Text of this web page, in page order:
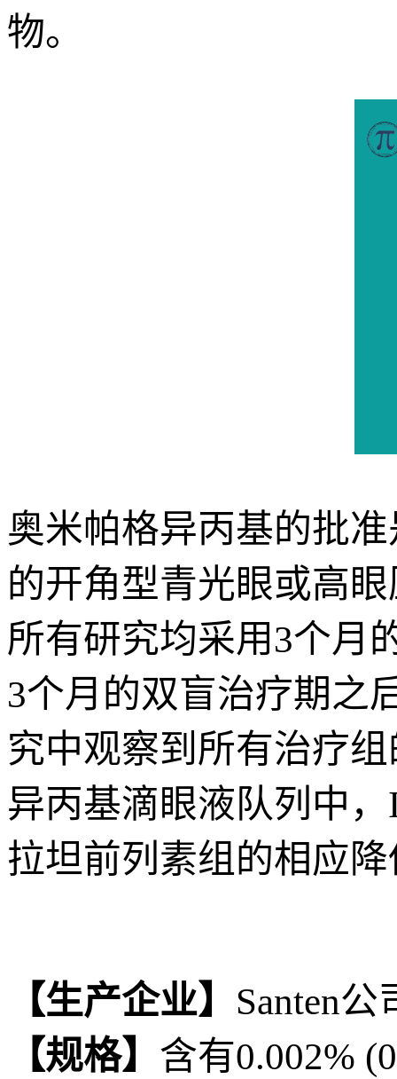
物。
奥米帕格异丙基的批
的开角型青光眼或高
所有研究均采用3个月
3个月的双盲治疗期之
究中观察到所有治疗
异丙基滴眼液队列中
拉坦前列素组的相应
【生产企业】 Santen
【规格】 含有0.002%